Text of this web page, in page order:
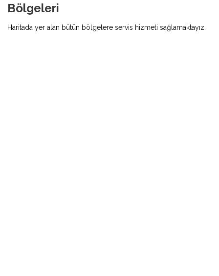
Bölgeleri
Haritada yer alan bütün bölgelere servis hizmeti sağlamaktayız.